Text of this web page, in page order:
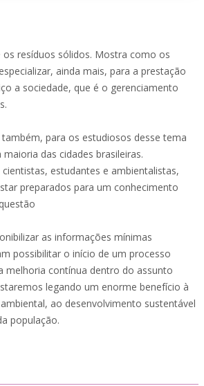
os resíduos sólidos. Mostra como os
ainda mais, para a prestação
a sociedade, que é o gerenciamento
para os estudiosos desse tema
das cidades brasileiras.
estudantes e ambientalistas,
preparados para um conhecimento
as informações mínimas
possibilitar o início de um processo
melhoria contínua dentro do assunto
legando um enorme benefício à
ao desenvolvimento sustentável
população.